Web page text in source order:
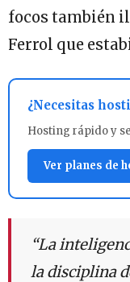
focos también
Ferrol que
¿Necesitas
Hosting rápido y
Ver planes de
“La
la disciplina